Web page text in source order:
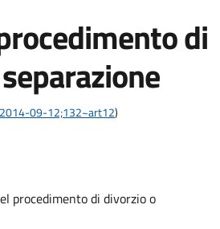
di
09-12;132~art12)
procedimento di divorzio o